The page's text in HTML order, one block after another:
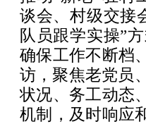
谈会、村级交接
队员跟学实操”
确保工作不断档
访，聚焦老党员
状况、务工动态
机制，及时响应